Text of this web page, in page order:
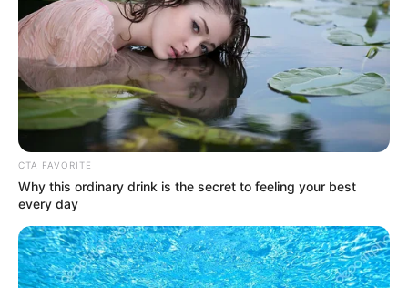
CTA FAVORITE
Why this ordinary drink is the secret to feeling your best
every day